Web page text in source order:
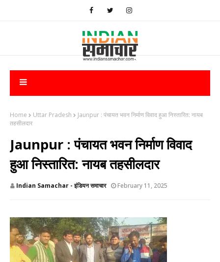
Home Uttar Pradesh
Jaunpur : ​पंचायत भवन निर्माण विवाद हुआ निस्तारित: नायब
तहसीलदार
Jaunpur : ​पंचायत भवन निर्माण विवाद
हुआ निस्तारित: नायब तहसीलदार
Indian Samachar - इंडियन समाचार February 11, 2025